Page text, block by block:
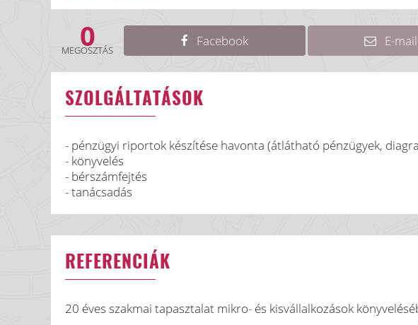
0
MEGOSZTÁS
Facebook E-mail
SZOLGÁLTATÁSOK
- pénzügyi riportok készítése havonta (átlátható pénzügyek,
- könyvelés
- bérszámfejtés
- tanácsadás
REFERENCIÁK
20 éves szakmai tapasztalat mikro- és kisvállalkozások